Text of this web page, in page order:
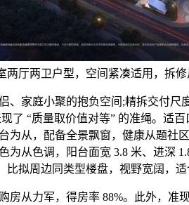
两厅两卫户型，空间紧凑适用，拆修
庭小聚的抱负空间;精拆交付尺
了 “质量取价值对等” 的准绳。适
为从，配备全景飘窗，健康从题社
为从色调，阳台面宽 3.8 米、进深
比拟周边同类型楼盘，视野宽阔，
力军，得房率 88%。此外，准现